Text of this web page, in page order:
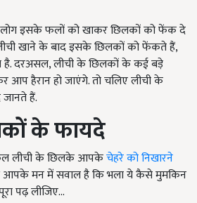
लोग इसके फलों को खाकर छिलकों को फेंक दे
खाने के बाद इसके छिलकों को फेंकते हैं,
दरअसल, लीची के छिलकों के कई बड़े
आप हैरान हो जाएंगे. तो चलिए लीची के
हैं.
के फायदे
लीची के छिलके आपकेचेहरे को निखारने
आपके मन में सवाल है कि भला ये कैसे मुमकिन
पढ़ लीजिए...